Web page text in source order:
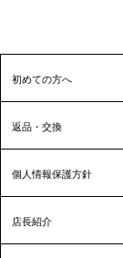
初めての方へ
返品・交換
個人情報保護方針
店長紹介